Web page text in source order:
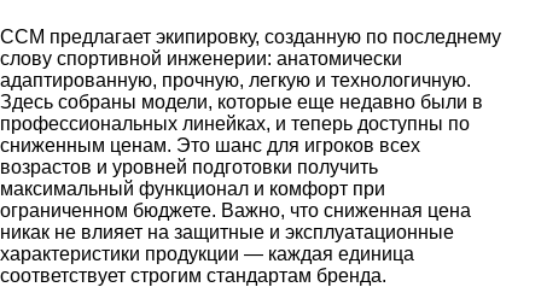
CCM предлагает экипировку, созданную по последнему
слову спортивной инженерии: анатомически
адаптированную, прочную, легкую и технологичную.
Здесь собраны модели, которые еще недавно были в
профессиональных линейках, и теперь доступны по
сниженным ценам. Это шанс для игроков всех
возрастов и уровней подготовки получить
максимальный функционал и комфорт при
ограниченном бюджете. Важно, что сниженная цена
никак не влияет на защитные и эксплуатационные
характеристики продукции — каждая единица
соответствует строгим стандартам бренда.